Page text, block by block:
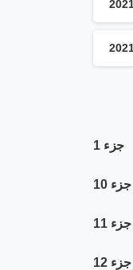
جزء 1
جزء 10
جزء 11
جزء 12